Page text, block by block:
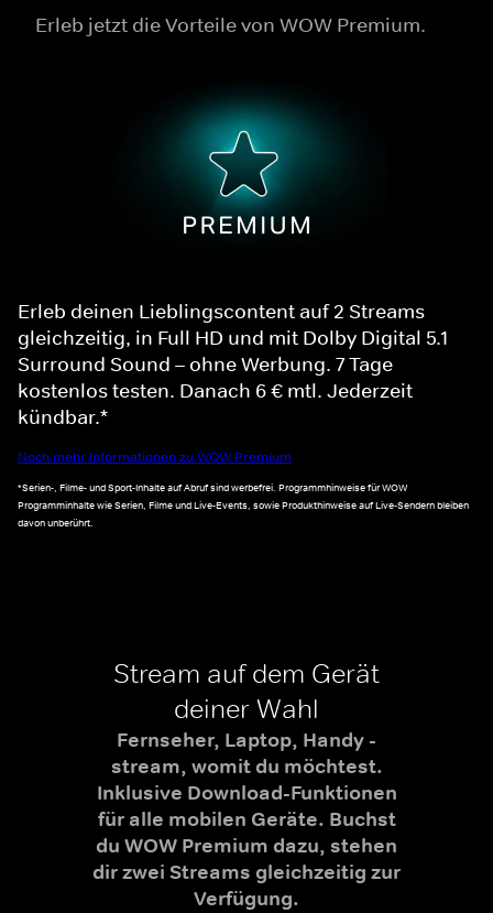
Erleb jetzt die Vorteile von WOW Premium.
Erleb deinen Lieblingscontent auf 2 Streams
gleichzeitig, in Full HD und mit Dolby Digital 5.1
Surround Sound – ohne Werbung. 7 Tage
kostenlos testen. Danach 6 € mtl. Jederzeit
kündbar.*
Noch mehr Informationen zu WOW Premium
*Serien-, Filme- und Sport-Inhalte auf Abruf sind werbefrei. Programmhinweise für WOW
Programminhalte wie Serien, Filme und Live-Events, sowie Produkthinweise auf Live-Sendern bleiben
davon unberührt.
Stream auf dem Gerät
deiner Wahl
Fernseher, Laptop, Handy -
stream, womit du möchtest.
Inklusive Download-Funktionen
für alle mobilen Geräte. Buchst
du WOW Premium dazu, stehen
dir zwei Streams gleichzeitig zur
Verfügung.